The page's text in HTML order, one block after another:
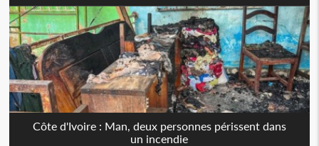
Côte d'Ivoire : Man, deux personnes périssent dans
un incendie